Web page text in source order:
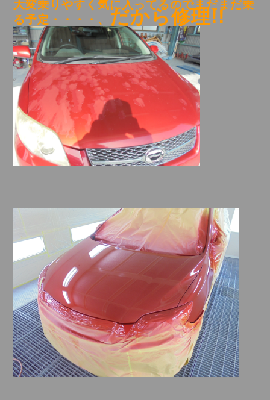
大変乗りやすく気に入ってるのでまだまだ乗
る予定・・・・、 だから修理!!